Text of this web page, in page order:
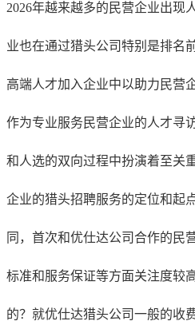
2026年越来越多的民营企业出现
业也在通过猎头公司特别是排名
高端人才加入企业中以助力民营
作为专业服务民营企业的人才寻
和人选的双向过程中扮演着至关
企业的猎头招聘服务的定位和起
同，首次和优仕达公司合作的民
标准和服务保证等方面关注度较
的？就优仕达猎头公司一般的收